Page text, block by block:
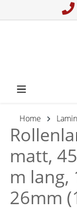
Home
matt,
m lang,
26mm